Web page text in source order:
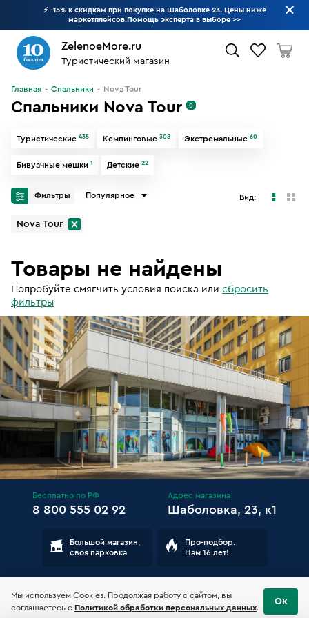
⚡ -15% к скидкам при покупке на Шаболовке 23. Цены ниже
маркетплейсов.Помощь эксперта в выборе >>
ZelenoeMore.ru
Туристический магазин
Что будем искать?
Главная Спальники Nova Tour
Спальники Nova Tour 0
Туристические 435 Кемпинговые 308 Экстремальные 60
Бивуачные мешки 1 Детские 22
Фильтры Популярное Вид:
Nova Tour
Товары не найдены
Попробуйте смягчить условия поиска или сбросить
фильтры
Бесплатно по РФ
8 800 555 02 92
Адрес магазина
Шаболовка, 23, к1
Большой магазин,
своя парковка
Про-подбор.
Нам 16 лет!
Мы используем Cookies. Продолжая работу с сайтом, вы
соглашаетесь с Политикой обработки персональных данных.
Ок